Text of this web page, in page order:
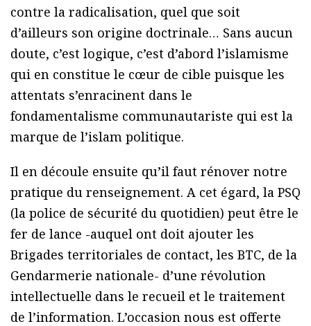
contre la radicalisation, quel que soit
d’ailleurs son origine doctrinale… Sans aucun
doute, c’est logique, c’est d’abord l’islamisme
qui en constitue le cœur de cible puisque les
attentats s’enracinent dans le
fondamentalisme communautariste qui est la
marque de l’islam politique.
Il en découle ensuite qu’il faut rénover notre
pratique du renseignement. A cet égard, la PSQ
(la police de sécurité du quotidien) peut être le
fer de lance -auquel ont doit ajouter les
Brigades territoriales de contact, les BTC, de la
Gendarmerie nationale- d’une révolution
intellectuelle dans le recueil et le traitement
de l’information. L’occasion nous est offerte